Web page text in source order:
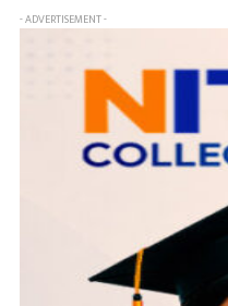
- ADVERTISEMENT -